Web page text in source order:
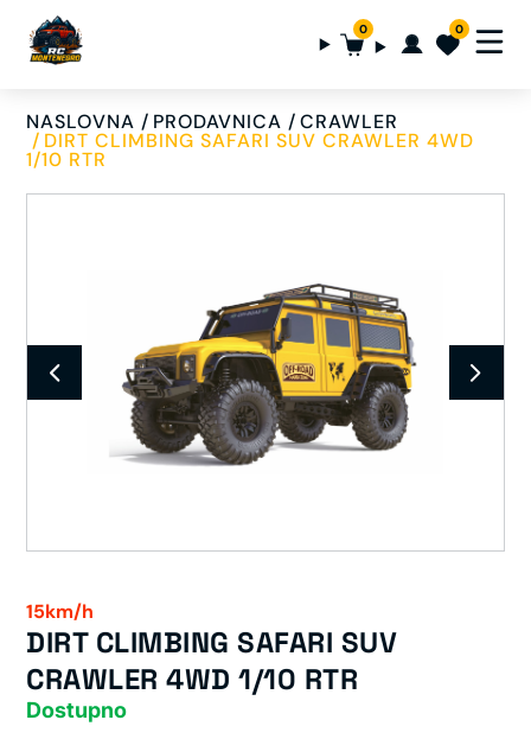
0 0
NASLOVNA PRODAVNICA CRAWLER
DIRT CLIMBING SAFARI SUV CRAWLER 4WD
1/10 RTR
15km/h
DIRT CLIMBING SAFARI SUV
CRAWLER 4WD 1/10 RTR
Dostupno